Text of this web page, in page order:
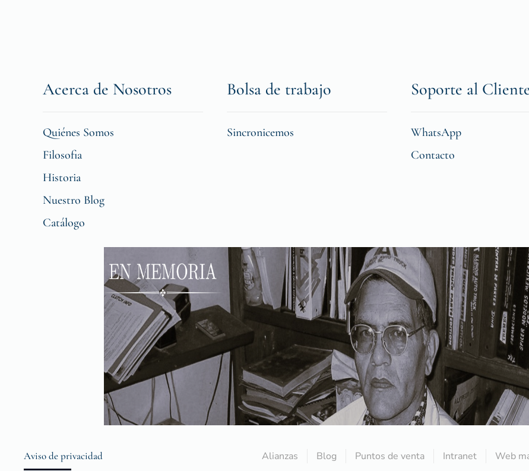
Acerca de Nosotros
Quiénes Somos
Filosofia
Historia
Nuestro Blog
Catálogo
Bolsa de trabajo
Sincronicemos
Soporte al
WhatsApp
Contacto
Aviso de privacidad Alianzas Blog Puntos de venta Intranet Web